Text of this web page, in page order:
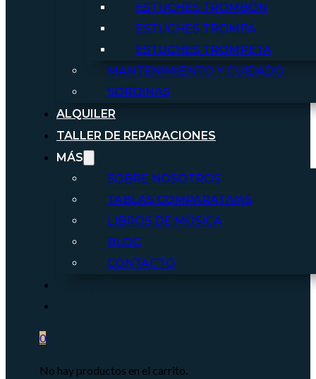
ESTUCHES TROMBÓN
ESTUCHES TROMPA
ESTUCHES TROMPETA
MANTENIMIENTO Y CUIDADO
SORDINAS
ALQUILER
TALLER DE REPARACIONES
MÁS
SOBRE NOSOTROS
TABLAS COMPARATIVAS
LIBROS DE MÚSICA
BLOG
CONTACTO
0
No hay productos en el carrito.